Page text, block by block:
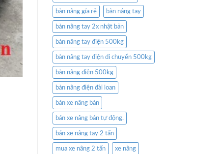
bàn nâng gía rẻ bàn nâng tay
bàn nâng tay 2x nhật bản
bàn nâng tay điện 500kg
bàn nâng tay điện di chuyển 500kg
bàn nâng điện 500kg
bàn nâng điện đài loan
bán xe nâng bàn
bán xe nâng bán tự động.
bán xe nâng tay 2 tấn
mua xe nâng 2 tấn xe nâng